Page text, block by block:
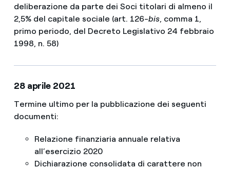
deliberazione da parte dei Soci titolari di almeno il
2,5% del capitale sociale (art. 126-bis, comma 1,
primo periodo, del Decreto Legislativo 24 febbraio
1998, n. 58)
28 aprile 2021
Termine ultimo per la pubblicazione dei seguenti
documenti:
Relazione finanziaria annuale relativa
all’esercizio 2020
Dichiarazione consolidata di carattere non